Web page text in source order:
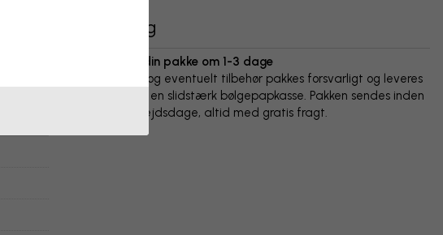
Levering
Vi sender din pakke om 1-3 dage
Din plakat og eventuelt tilbehør pakkes forsvarligt og leveres
beskyttet i en slidstærk bølgepapkasse. Pakken sendes inden
for 1-3 arbejdsdage, altid med gratis fragt.